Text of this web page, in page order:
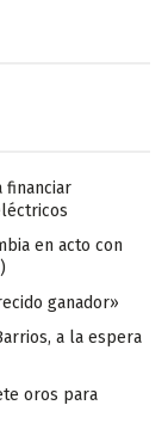
financiar
en acto con
ganador»
a la espera
oros para